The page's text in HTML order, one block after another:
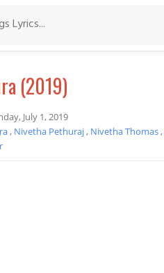
(2019)
July 1, 2019
, Nivetha Pethuraj, Nivetha Thomas,